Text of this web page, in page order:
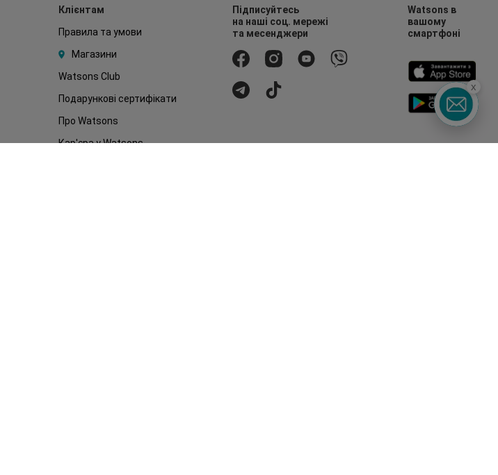
Клієнтам
Правила та умови
Магазини
Watsons Club
Подарункові сертифікати
Про Watsons
Кар'єра у Watsons
Підписуйтесь
на наші соц. мережі
та месенджери
Watsons в
вашому
смартфоні
x